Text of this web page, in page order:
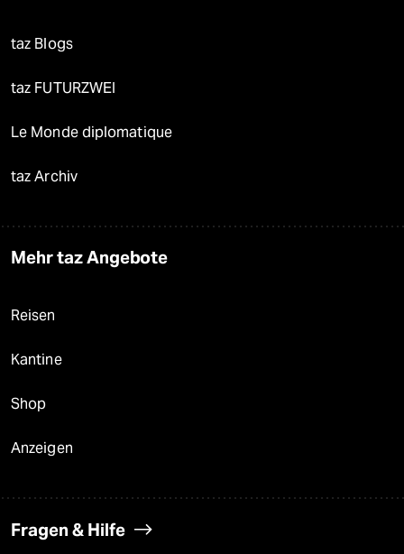
taz Blogs
taz FUTURZWEI
Le Monde diplomatique
taz Archiv
Mehr taz Angebote
Reisen
Kantine
Shop
Anzeigen
Fragen & Hilfe